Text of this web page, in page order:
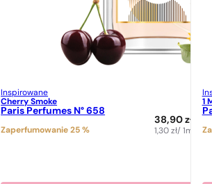
Inspirowane
Cherry Smoke
Paris Perfumes N° 658
Zaperfumowanie 25 %
38,90zł
1,30zł/ 1ml
1